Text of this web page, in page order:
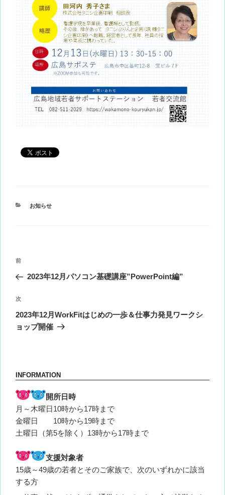
カ
お知らせ
投
ナ
ビ
ゲ
ー
前
の
稿
前
2023年12月パソコン基礎講座”PowerPoint編”
次
の
投
次
2023年12月WorkFitはじめの一歩＆仕事力発見ワークシ
ョップ開催
INFORMATION
開所日時
月～木曜日10時から17時まで
金曜日 10時から19時まで
土曜日（第5を除く）13時から17時まで
支援対象者
15歳～49歳の若者とそのご家族で、次のいずれかに該当
する方